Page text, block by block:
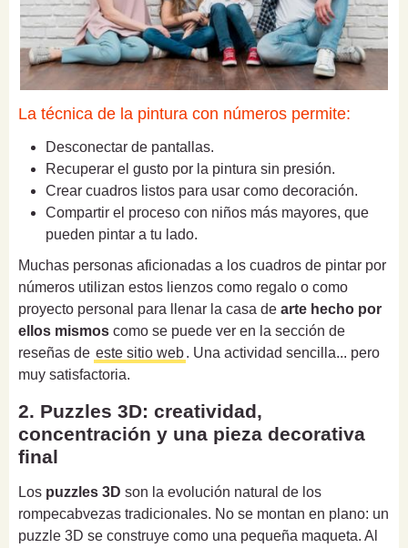
La técnica de la pintura con números permite:
Desconectar de pantallas.
Recuperar el gusto por la pintura sin presión.
Crear cuadros listos para usar como decoración.
Compartir el proceso con niños más mayores, que
pueden pintar a tu lado.
Muchas personas aficionadas a los cuadros de pintar por
números utilizan estos lienzos como regalo o como
proyecto personal para llenar la casa de arte hecho por
ellos mismos como se puede ver en la sección de
reseñas de este sitio web. Una actividad sencilla... pero
muy satisfactoria.
2. Puzzles 3D: creatividad,
concentración y una pieza decorativa
final
Los puzzles 3D son la evolución natural de los
rompecabvezas tradicionales. No se montan en plano: un
puzzle 3D se construye como una pequeña maqueta. Al